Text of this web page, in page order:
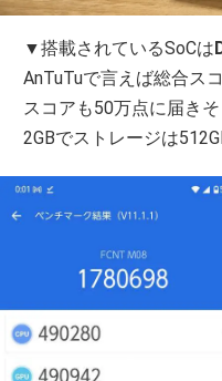
▼搭載されているSoCは
AnTuTuで言えば総合ス
スコアも50万点に届き
2GBでストレージは